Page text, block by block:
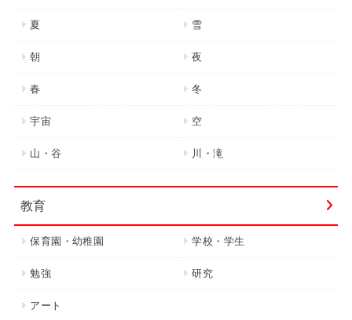
夏 雪
朝 夜
春 冬
宇宙 空
山・谷 川・滝
教育
保育園・幼稚園 学校・学生
勉強 研究
アート